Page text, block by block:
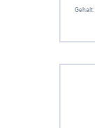
Gehalt: